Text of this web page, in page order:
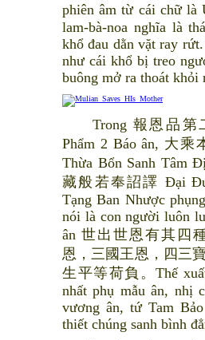
phiên âm từ cái chữ
lam-bà-noa nghĩa là
khổ đau dằn vặt ray
như cái khổ bị treo
buông mở ra thoát khỏi
Trong 報恩品第二
Phẩm 2 Báo ân, 大
Thừa Bổn Sanh Tâm
藏般若奉詔譯 Đại
Tạng Ban Nhược
nói là con người luôn
ân 世出世恩有其四
恩，三國王恩，四三
生平等荷負。Thế
nhất phụ mẫu ân, nhị
vương ân, tứ Tam
thiết chúng sanh bình